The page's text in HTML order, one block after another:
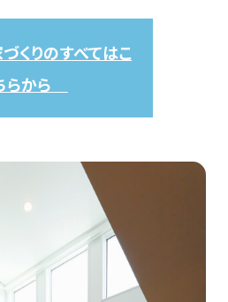
くりのすべてはこ
らから